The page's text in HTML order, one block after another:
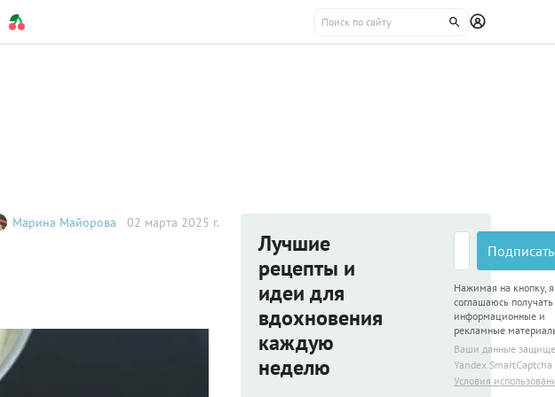
Марина Майорова 02 марта 2025 г.
Лучшие
рецепты и
идеи для
вдохновения
каждую
неделю
Нажимая на кнопку, я
соглашаюсь получать
информационные и
рекламные
Ваши данные
Yandex SmartCaptcha
Условия